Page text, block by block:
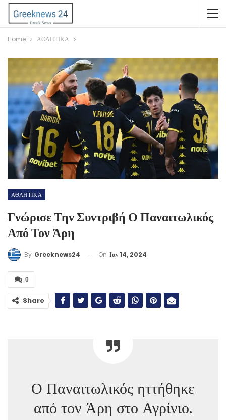
Home ΑΘΛΗΤΙΚΑ
ΑΘΛΗΤΙΚΑ
Γνώρισε Την Συντριβή Ο Παναιτωλικός
Από Τον Άρη
By Greeknews24 On Ιαν 14, 2024
0
Share
Ο Παναιτωλικός ηττήθηκε
από τον Άρη στο Αγρίνιο.